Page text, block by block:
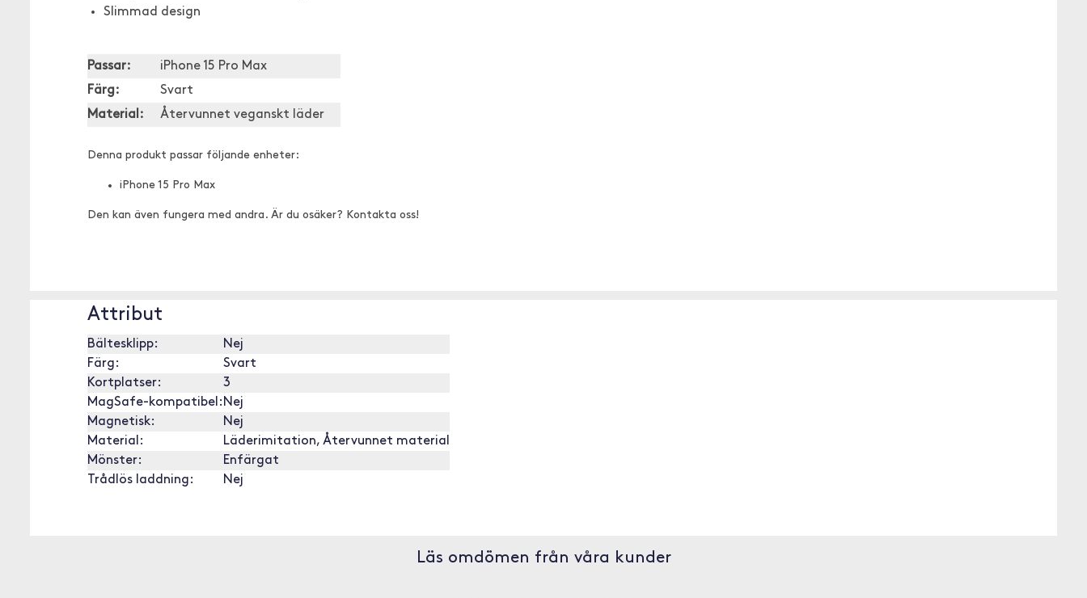
Slimmad design
Passar:
iPhone 15 Pro Max
Färg:
Svart
Material:
Återvunnet veganskt läder
Denna produkt passar följande enheter:
iPhone 15 Pro Max
Den kan även fungera med andra. Är du osäker? Kontakta oss!
Attribut
Bältesklipp:
Nej
Färg:
Svart
Kortplatser:
3
MagSafe-kompatibel: Nej
Magnetisk:
Nej
Material:
Läderimitation, Återvunnet material
Mönster:
Enfärgat
Trådlös laddning:
Nej
Läs omdömen från våra kunder